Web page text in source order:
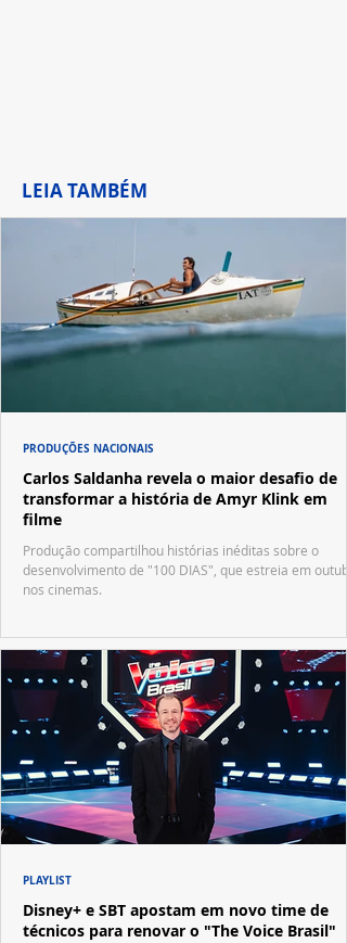
LEIA TAMBÉM
Carlos Saldanha revela o maior desafio de
transformar a história de Amyr Klink em
filme
Produção compartilhou histórias inéditas sobre o
desenvolvimento de "100 DIAS", que estreia em
nos cinemas.
PRODUÇÕES NACIONAIS
Disney+ e SBT apostam em novo time de
técnicos para renovar o "The Voice Brasil"
PLAYLIST